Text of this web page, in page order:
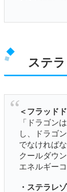
ステ
＜フラッド
「ドラゴン
し、ドラゴ
でなければ
クールダウ
エネルギー
・ステラレ